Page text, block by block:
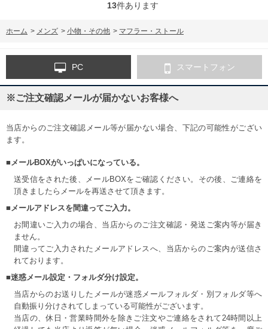
13件あります
ホーム > メンズ > 小物・その他 > マフラー・ストール
PC スマートフォン
※ご注文確認メールが届かないお客様へ
当店からのご注文確認メール等が届かない場合、下記の可能性がござい
ます。
■メールBOXがいっぱいになっている。
送受信をされた後、メールBOXをご確認ください。その後、ご連絡を
頂きましたらメールを再送させて頂きます。
■メールアドレスを間違ってご入力。
お間違いご入力の場合、当店からのご注文確認・発送ご案内等が届き
ません。
間違ってご入力されたメールアドレスへ、当店からのご案内が送信さ
れております。
■迷惑メール設定・フォルダ分け設定。
当店からのお送りしたメールが迷惑メールフォルダ・別フォルダ等へ
自動振り分けされてしまっている可能性がございます。
当店の、休日・営業時間外を除きご注文やご連絡をされて24時間以上